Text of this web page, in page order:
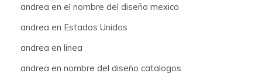
andrea en el nombre del diseño mexico
andrea en Estados Unidos
andrea en linea
andrea en nombre del diseño catalogos